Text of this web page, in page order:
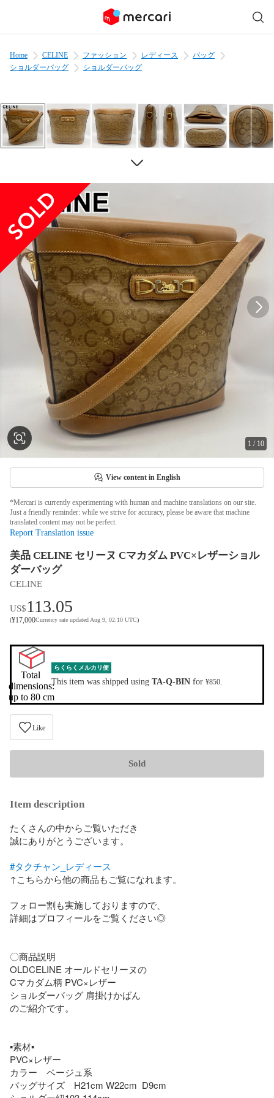
Home CELINE ファッション レディース
バッグ
ショルダーバッグ
ショルダーバッグ
1 / 10
View content in English
*Mercari is currently experimenting with human and machine translations on our site.
Just a friendly reminder: while we strive for accuracy, please be aware that machine
translated content may not be perfect.
Report Translation issue
美品 CELINE セリーヌ Cマカダム PVC×レザーショル
ダーバッグ
CELINE
US$113.05
(¥17,000Currency rate updated Aug 9, 02:10 UTC)
Total
dimensions:
up to 80 cm
らくらくメルカリ便
This item was shipped using TA-Q-BIN for ¥850.
Like
Sold
Item description
たくさんの中からご覧いただき
誠にありがとうございます。
#タクチャン_レディース
↑こちらから他の商品もご覧になれます。
フォロー割も実施しておりますので、
詳細はプロフィールをご覧ください◎
〇商品説明
OLDCELINE オールドセリーヌの
Cマカダム柄 PVC×レザー
ショルダーバッグ 肩掛けかばん
のご紹介です。
▪素材▪
PVC×レザー
カラー　ベージュ系
バッグサイズ　H21cm W22cm  D9cm